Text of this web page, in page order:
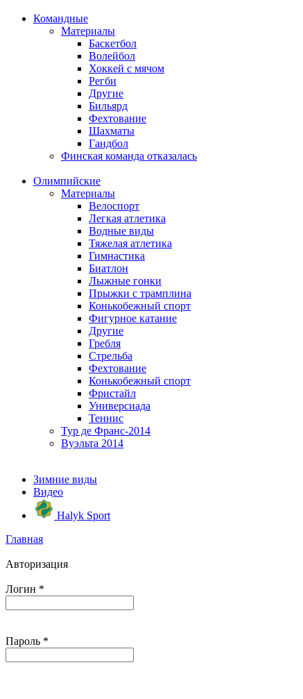
Командные
Материалы
Баскетбол
Волейбол
Хоккей с мячом
Регби
Другие
Бильярд
Фехтование
Шахматы
Гандбол
Финская команда отказалась
Олимпийские
Материалы
Велоспорт
Легкая атлетика
Водные виды
Тяжелая атлетика
Гимнастика
Биатлон
Лыжные гонки
Прыжки с трамплина
Конькобежный спорт
Фигурное катание
Другие
Гребля
Стрельба
Фехтование
Конькобежный спорт
Фристайл
Универсиада
Теннис
Тур де Франс-2014
Вуэльта 2014
Зимние виды
Видео
Halyk Sport
Главная
Авторизация
Логин *
Пароль *